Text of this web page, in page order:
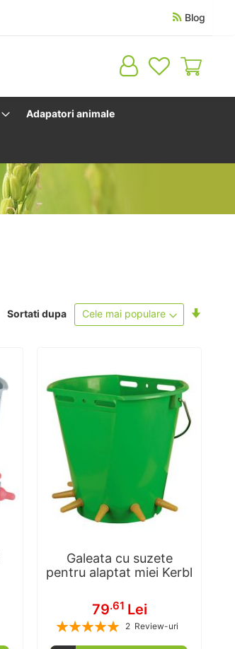
Blog
Cosul
Adapatori animale
Sortati dupa
Galeata cu suzete
pentru alaptat miei Kerbl
79.61 Lei
Rating:
2 Review-uri